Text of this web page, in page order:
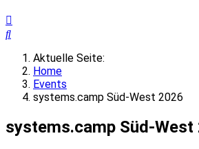
Aktuelle Seite:
Home
Events
systems.camp Süd-West 2026
systems.camp Süd-West